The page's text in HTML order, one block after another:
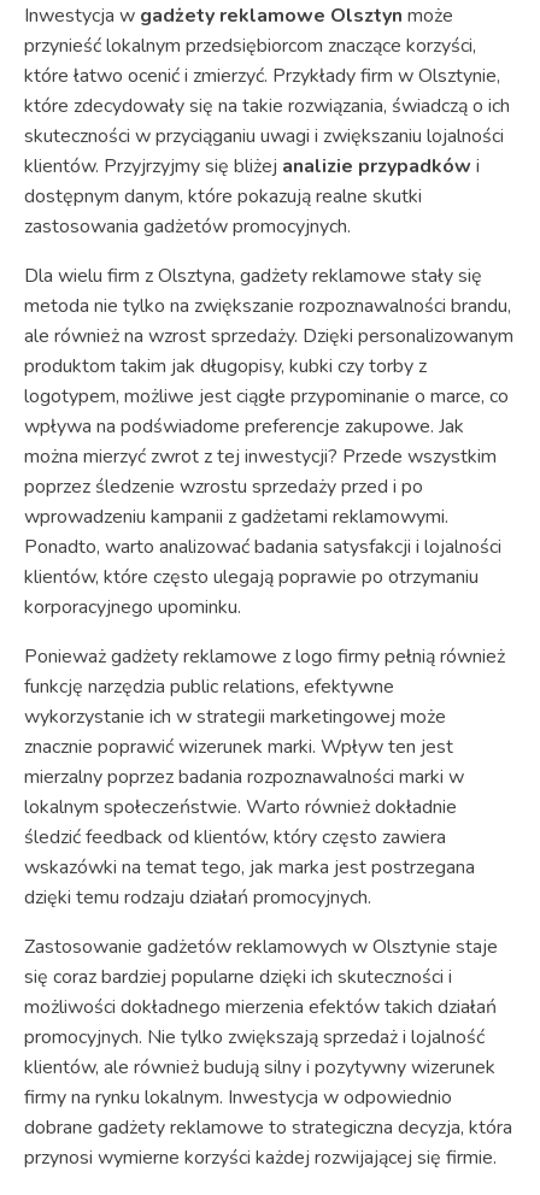
Inwestycja w gadżety reklamowe Olsztyn może
przynieść lokalnym przedsiębiorcom znaczące korzyści,
które łatwo ocenić i zmierzyć. Przykłady firm w Olsztynie,
które zdecydowały się na takie rozwiązania, świadczą o ich
skuteczności w przyciąganiu uwagi i zwiększaniu lojalności
klientów. Przyjrzyjmy się bliżej analizie przypadków i
dostępnym danym, które pokazują realne skutki
zastosowania gadżetów promocyjnych.
Dla wielu firm z Olsztyna, gadżety reklamowe stały się
metoda nie tylko na zwiększanie rozpoznawalności brandu,
ale również na wzrost sprzedaży. Dzięki personalizowanym
produktom takim jak długopisy, kubki czy torby z
logotypem, możliwe jest ciągłe przypominanie o marce, co
wpływa na podświadome preferencje zakupowe. Jak
można mierzyć zwrot z tej inwestycji? Przede wszystkim
poprzez śledzenie wzrostu sprzedaży przed i po
wprowadzeniu kampanii z gadżetami reklamowymi.
Ponadto, warto analizować badania satysfakcji i lojalności
klientów, które często ulegają poprawie po otrzymaniu
korporacyjnego upominku.
Ponieważ gadżety reklamowe z logo firmy pełnią również
funkcję narzędzia public relations, efektywne
wykorzystanie ich w strategii marketingowej może
znacznie poprawić wizerunek marki. Wpływ ten jest
mierzalny poprzez badania rozpoznawalności marki w
lokalnym społeczeństwie. Warto również dokładnie
śledzić feedback od klientów, który często zawiera
wskazówki na temat tego, jak marka jest postrzegana
dzięki temu rodzaju działań promocyjnych.
Zastosowanie gadżetów reklamowych w Olsztynie staje
się coraz bardziej popularne dzięki ich skuteczności i
możliwości dokładnego mierzenia efektów takich działań
promocyjnych. Nie tylko zwiększają sprzedaż i lojalność
klientów, ale również budują silny i pozytywny wizerunek
firmy na rynku lokalnym. Inwestycja w odpowiednio
dobrane gadżety reklamowe to strategiczna decyzja, która
przynosi wymierne korzyści każdej rozwijającej się firmie.